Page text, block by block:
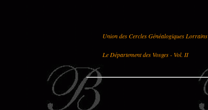
Union des Cercles Généalogiques Lorrains
Le Département des Vosges - Vol. II